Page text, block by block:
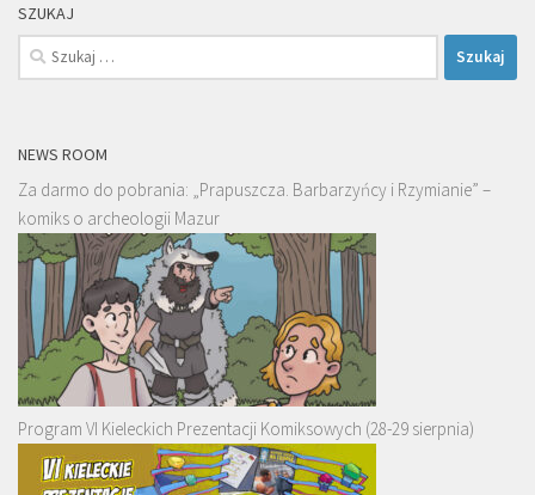
SZUKAJ
Szukaj:
NEWS ROOM
Za darmo do pobrania: „Prapuszcza. Barbarzyńcy i Rzymianie” –
komiks o archeologii Mazur
Program VI Kieleckich Prezentacji Komiksowych (28-29 sierpnia)